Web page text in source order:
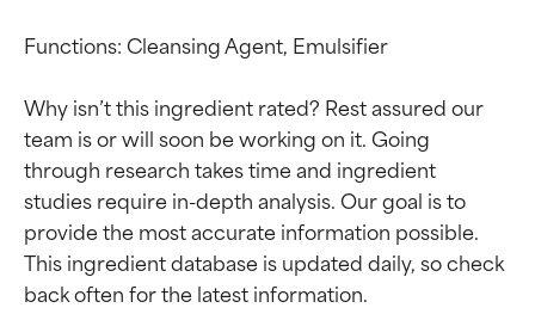
Functions: Cleansing Agent, Emulsifier
Why isn’t this ingredient rated? Rest assured our
team is or will soon be working on it. Going
through research takes time and ingredient
studies require in-depth analysis. Our goal is to
provide the most accurate information possible.
This ingredient database is updated daily, so check
Beoordelingen van
Beoordelingen van